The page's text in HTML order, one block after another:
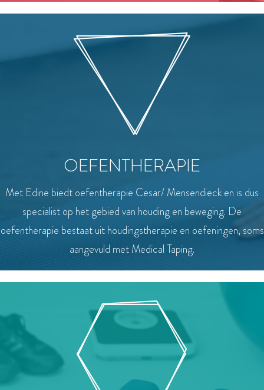
OEFENTHERAPIE
Met Edine biedt oefentherapie Cesar/ Mensendieck en is dus
specialist op het gebied van houding en beweging. De
oefentherapie bestaat uit houdingstherapie en oefeningen, soms
aangevuld met Medical Taping.